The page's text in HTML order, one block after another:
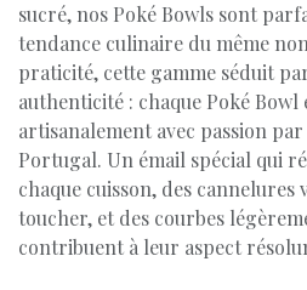
sucré, nos Poké Bowls sont
tendance culinaire du même
praticité, cette gamme séduit
authenticité : chaque Poké Bowl
artisanalement avec passion
Portugal. Un émail spécial qui
chaque cuisson, des cannelures
toucher, et des courbes
contribuent à leur aspect